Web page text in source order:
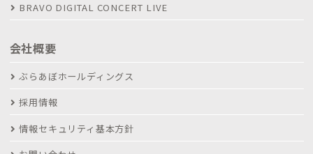
BRAVO DIGITAL CONCERT LIVE
会社概要
ぶらあぼホールディングス
採用情報
情報セキュリティ基本方針